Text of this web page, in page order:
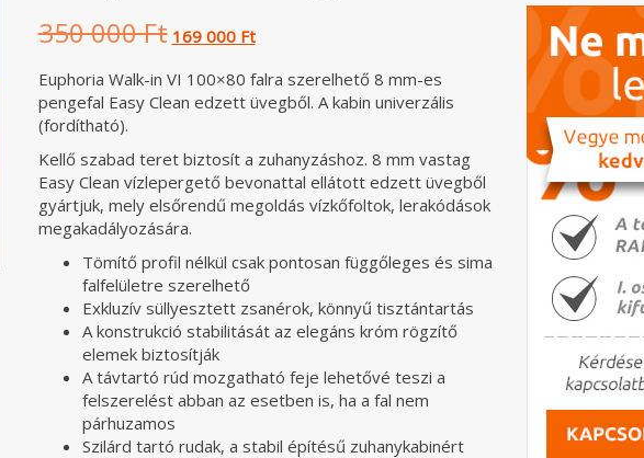
350 000 Ftprice
was:
169 000 Ftprice
is:
169
000 Ft.
Euphoria Walk-in VI 100×80 falra szerelhető 8 mm-es
pengefal Easy Clean edzett üvegből. A kabin univerzális
(fordítható).
Kellő szabad teret biztosít a zuhanyzáshoz. 8 mm vastag
Easy Clean vízlepergető bevonattal ellátott edzett üvegből
gyártjuk, mely elsőrendű megoldás vízkőfoltok, lerakódások
megakadályozására.
Tömítő profil nélkül csak pontosan függőleges és sima
falfelületre szerelhető
Exkluzív süllyesztett zsanérok, könnyű tisztántartás
A konstrukció stabilitását az elegáns króm rögzítő
elemek biztosítják
A távtartó rúd mozgatható feje lehetővé teszi a
felszerelést abban az esetben is, ha a fal nem
párhuzamos
Szilárd tartó rudak, a stabil építésű zuhanykabinért